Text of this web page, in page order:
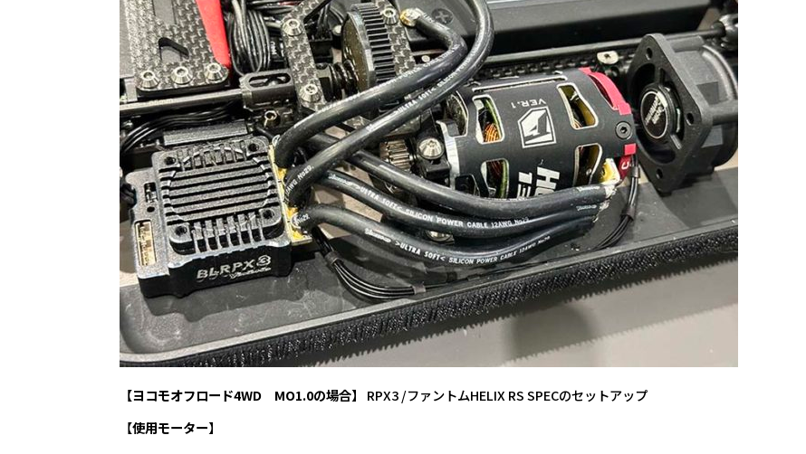
【ヨコモオフロード4WD MO1.0の場合】 RPX3 /ファントムHELIX RS SPECのセットアップ
【使用モーター】